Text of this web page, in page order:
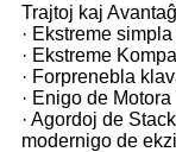
Trajtoj kaj
· Ekstreme
· Ekstreme
· Forprenebla
· Enigo de
· Agordoj de
modernigo de